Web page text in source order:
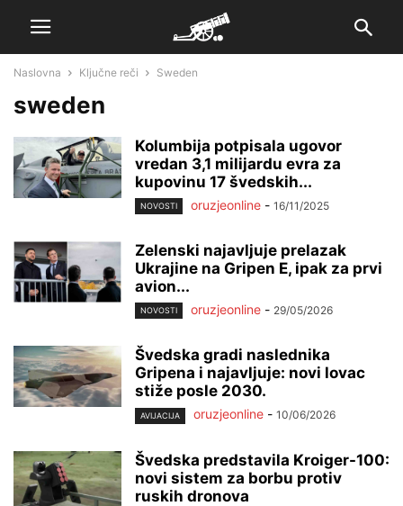
Naslovna Ključne reči Sweden
sweden
Kolumbija potpisala ugovor
vredan 3,1 milijardu evra za
kupovinu 17 švedskih...
NOVOSTI oruzjeonline - 16/11/2025
Zelenski najavljuje prelazak
Ukrajine na Gripen E, ipak za prvi
avion...
NOVOSTI oruzjeonline - 29/05/2026
Švedska gradi naslednika
Gripena i najavljuje: novi lovac
stiže posle 2030.
AVIJACIJA oruzjeonline - 10/06/2026
Švedska predstavila Kroiger-100:
novi sistem za borbu protiv
ruskih dronova